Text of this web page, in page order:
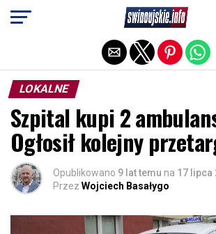
LOKALNE
Szpital kupi 2
Ogłosił kolejny
Opublikowano 9 lat temu na 17 lipca
Przez Wojciech Basałygo
Exit mobile version